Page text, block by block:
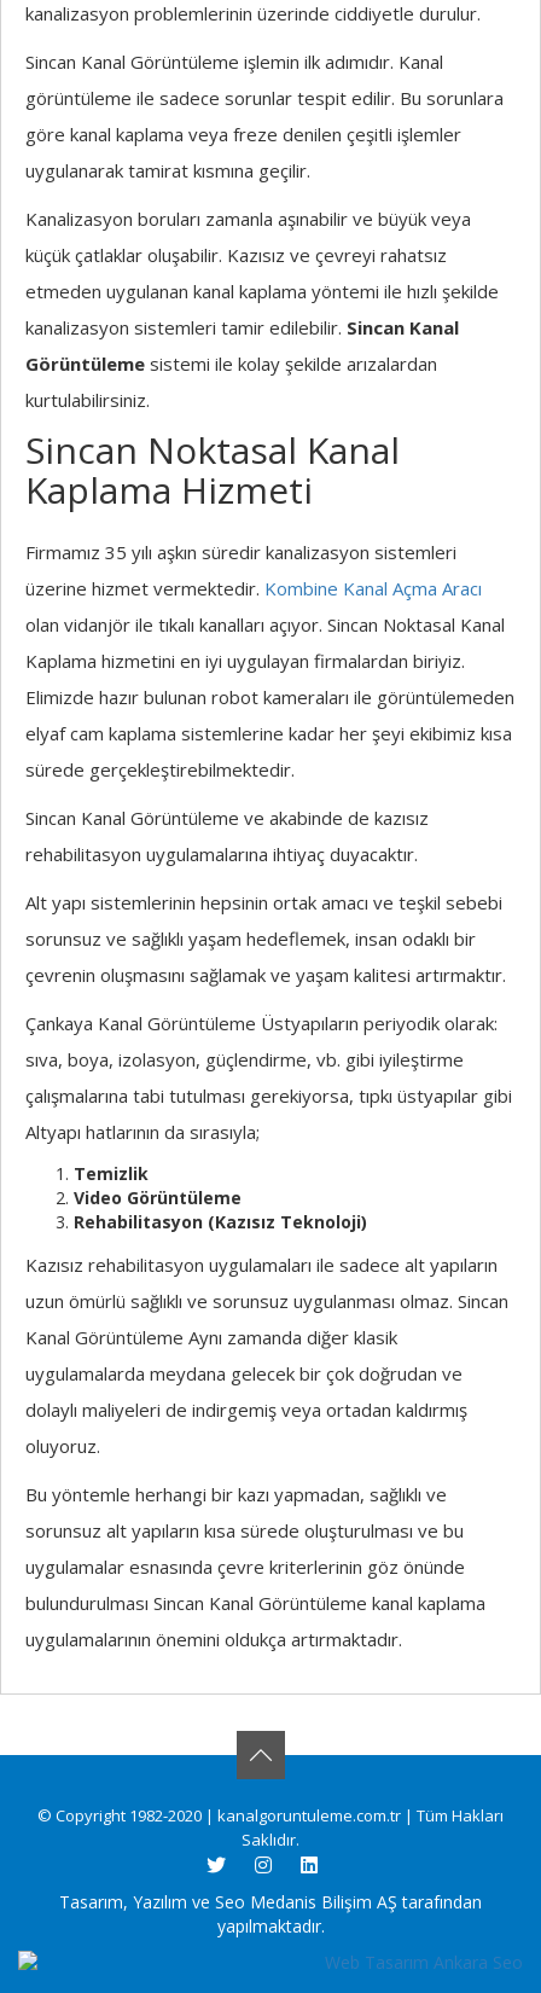
kanalizasyon problemlerinin üzerinde ciddiyetle durulur.
Sincan Kanal Görüntüleme işlemin ilk adımıdır. Kanal
görüntüleme ile sadece sorunlar tespit edilir. Bu sorunlara
göre kanal kaplama veya freze denilen çeşitli işlemler
uygulanarak tamirat kısmına geçilir.
Kanalizasyon boruları zamanla aşınabilir ve büyük veya
küçük çatlaklar oluşabilir. Kazısız ve çevreyi rahatsız
etmeden uygulanan kanal kaplama yöntemi ile hızlı şekilde
kanalizasyon sistemleri tamir edilebilir. Sincan Kanal
Görüntüleme sistemi ile kolay şekilde arızalardan
kurtulabilirsiniz.
Sincan Noktasal Kanal
Kaplama Hizmeti
Firmamız 35 yılı aşkın süredir kanalizasyon sistemleri
üzerine hizmet vermektedir. Kombine Kanal Açma Aracı
olan vidanjör ile tıkalı kanalları açıyor. Sincan Noktasal Kanal
Kaplama hizmetini en iyi uygulayan firmalardan biriyiz.
Elimizde hazır bulunan robot kameraları ile görüntülemeden
elyaf cam kaplama sistemlerine kadar her şeyi ekibimiz kısa
sürede gerçekleştirebilmektedir.
Sincan Kanal Görüntüleme ve akabinde de kazısız
rehabilitasyon uygulamalarına ihtiyaç duyacaktır.
Alt yapı sistemlerinin hepsinin ortak amacı ve teşkil sebebi
sorunsuz ve sağlıklı yaşam hedeflemek, insan odaklı bir
çevrenin oluşmasını sağlamak ve yaşam kalitesi artırmaktır.
Çankaya Kanal Görüntüleme Üstyapıların periyodik olarak:
sıva, boya, izolasyon, güçlendirme, vb. gibi iyileştirme
çalışmalarına tabi tutulması gerekiyorsa, tıpkı üstyapılar gibi
Altyapı hatlarının da sırasıyla;
Temizlik
Video Görüntüleme
Rehabilitasyon (Kazısız Teknoloji)
Kazısız rehabilitasyon uygulamaları ile sadece alt yapıların
uzun ömürlü sağlıklı ve sorunsuz uygulanması olmaz. Sincan
Kanal Görüntüleme Aynı zamanda diğer klasik
uygulamalarda meydana gelecek bir çok doğrudan ve
dolaylı maliyeleri de indirgemiş veya ortadan kaldırmış
oluyoruz.
Bu yöntemle herhangi bir kazı yapmadan, sağlıklı ve
sorunsuz alt yapıların kısa sürede oluşturulması ve bu
uygulamalar esnasında çevre kriterlerinin göz önünde
bulundurulması Sincan Kanal Görüntüleme kanal kaplama
uygulamalarının önemini oldukça artırmaktadır.
© Copyright 1982-2020 | kanalgoruntuleme.com.tr | Tüm Hakları
Saklıdır.
Tasarım, Yazılım ve Seo Medanis Bilişim AŞ tarafından
yapılmaktadır.